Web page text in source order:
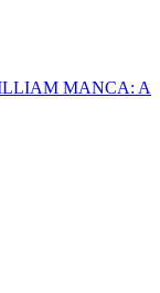
MANCA: A